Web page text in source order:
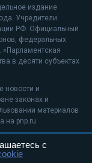
издание
Учредители
РФ. Официальный
федеральных
«Парламентская
в десяти субъектах
новости и
законах и
материалов
на pnp.ru
с